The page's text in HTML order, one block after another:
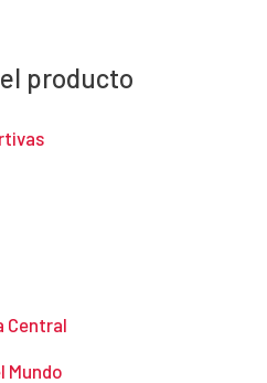
producto
Central
Mundo